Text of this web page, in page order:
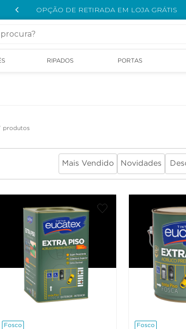
OPÇÃO DE RETIRADA EM LOJA GRÁTIS
RIPADOS PORTAS
viu todos os
Mais Vendido Novidades
Fosco Fosco